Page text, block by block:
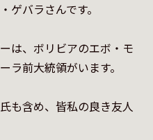
ゲバラさんです。
は、ボリビアのエボ・モ
ラ前大統領がいます。
も含め、皆私の良き友人